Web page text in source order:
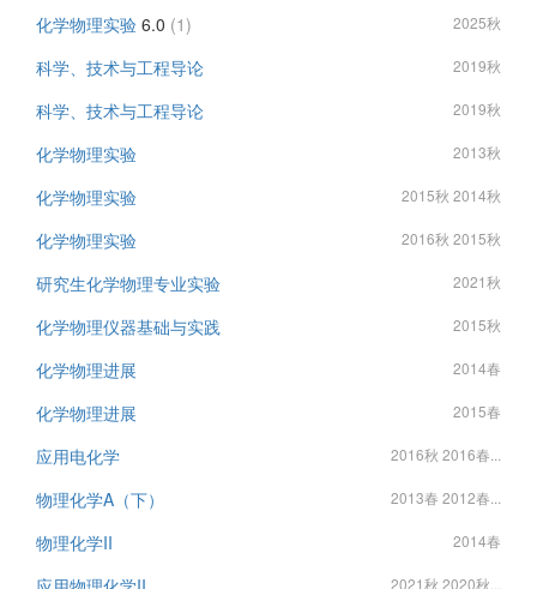
化学物理实验 6.0 (1) 2025秋
科学、技术与工程导论 2019秋
科学、技术与工程导论 2019秋
化学物理实验 2013秋
化学物理实验 2015秋 2014秋
化学物理实验 2016秋 2015秋
研究生化学物理专业实验 2021秋
化学物理仪器基础与实践 2015秋
化学物理进展 2014春
化学物理进展 2015春
应用电化学 2016秋 2016春...
物理化学A（下） 2013春 2012春...
物理化学II 2014春
2021秋 2020秋...